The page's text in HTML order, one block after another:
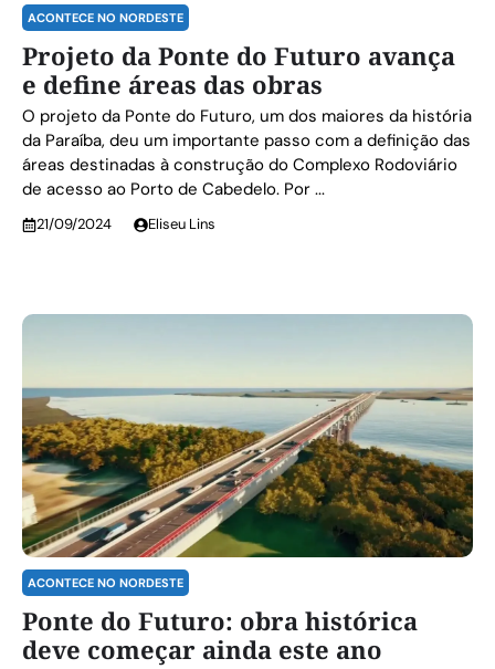
ACONTECE NO NORDESTE
Projeto da Ponte do Futuro avança
e define áreas das obras
O projeto da Ponte do Futuro, um dos maiores da história
da Paraíba, deu um importante passo com a definição das
áreas destinadas à construção do Complexo Rodoviário
de acesso ao Porto de Cabedelo. Por ...
21/09/2024 Eliseu Lins
ACONTECE NO NORDESTE
Ponte do Futuro: obra histórica
deve começar ainda este ano